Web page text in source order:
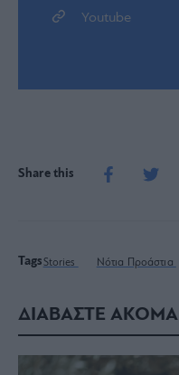
Youtube
Share this
TagsStories Νότια Προάστια
ΔΙΑΒΑΣΤΕ ΑΚΟΜΑ